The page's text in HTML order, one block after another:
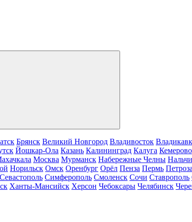
Брянск Великий Новгород Владивосток
Йошкар-Ола Казань Калининград Калуга Кемерово
Москва Мурманск Набережные Челны
Норильск Омск Оренбург Орёл Пенза Пермь
Севастополь Симферополь Смоленск Сочи Ставрополь
Ханты-Мансийск Херсон Чебоксары Челябинск